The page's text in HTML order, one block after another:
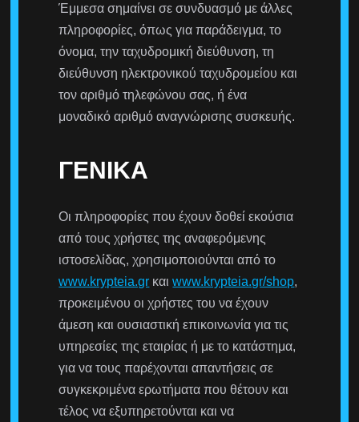
Έμμεσα σημαίνει σε συνδυασμό με άλλες
πληροφορίες, όπως για παράδειγμα, το
όνομα, την ταχυδρομική διεύθυνση, τη
διεύθυνση ηλεκτρονικού ταχυδρομείου και
τον αριθμό τηλεφώνου σας, ή ένα
μοναδικό αριθμό αναγνώρισης συσκευής.
ΓΕΝΙΚΆ
Οι πληροφορίες που έχουν δοθεί εκούσια
από τους χρήστες της αναφερόμενης
ιστοσελίδας, χρησιμοποιούνται από το
www.krypteia.gr καιwww.krypteia.gr/shop,
προκειμένου οι χρήστες του να έχουν
άμεση και ουσιαστική επικοινωνία για τις
υπηρεσίες της εταιρίας ή με το κατάστημα,
για να τους παρέχονται απαντήσεις σε
συγκεκριμένα ερωτήματα που θέτουν και
τέλος να εξυπηρετούνται και να